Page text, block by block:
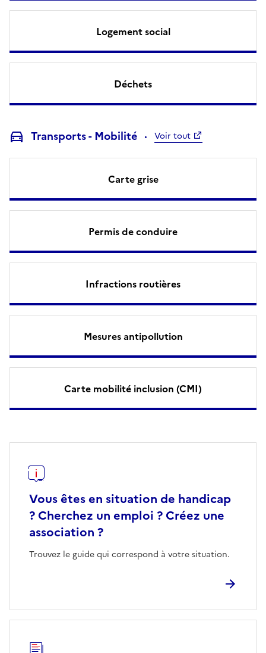
Logement social
Déchets
Transports - Mobilité Voir tout
Carte grise
Permis de conduire
Infractions routières
Mesures antipollution
Carte mobilité inclusion (CMI)
Vous êtes en situation de handicap
? Cherchez un emploi ? Créez une
association ?
Trouvez le guide qui correspond à votre situation.